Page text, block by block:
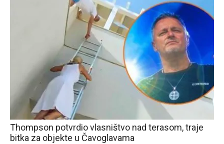
Thompson potvrdio vlasništvo nad terasom, traje
bitka za objekte u Čavoglavama